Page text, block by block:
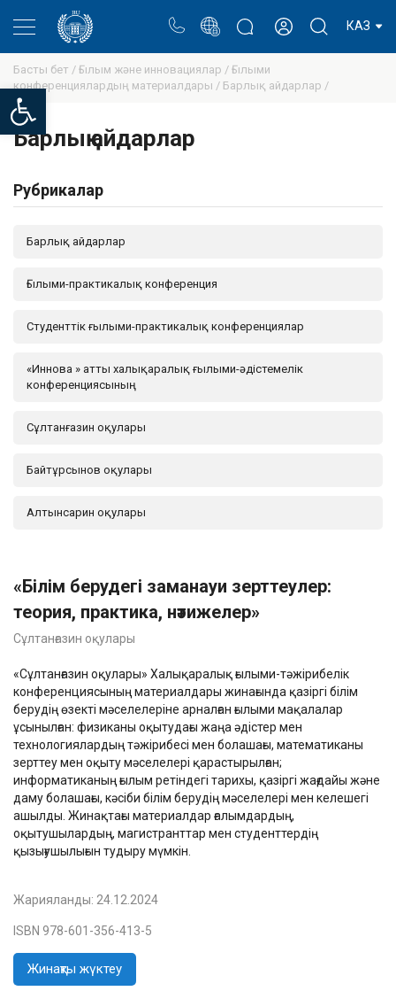
Open toolbar
КАЗ
Басты бет / Ғылым және инновациялар / Ғылыми
конференциялардың материалдары / Барлық айдарлар /
Барлық айдарлар
«Білім берудегі заманауи зерттеулер:
теория, практика, нәтижелер»
Сұлтанғазин оқулары
«Сұлтанғазин оқулары» Халықаралық ғылыми-тәжірибелік
конференциясының материалдары жинағында қазіргі білім
берудің өзекті мәселелеріне арналған ғылыми мақалалар
ұсынылған: физиканы оқытудағы жаңа әдістер мен
технологиялардың тәжірибесі мен болашағы, математиканы
зерттеу мен оқыту мәселелері қарастырылған;
информатиканың ғылым ретіндегі тарихы, қазіргі жағдайы және
даму болашағы, кәсіби білім берудің мәселелері мен келешегі
ашылды. Жинақтағы материалдар ғалымдардың,
оқытушылардың, магистранттар мен студенттердің
қызығушылығын тудыру мүмкін.
Жарияланды: 24.12.2024
ISBN 978-601-356-413-5
Жинақты жүктеу
Рубрикалар
Барлық айдарлар
Ғылыми-практикалық конференция
Студенттік ғылыми-практикалық конференциялар
«Иннова » атты халықаралық ғылыми-әдістемелік
конференциясының
Сұлтанғазин оқулары
Байтұрсынов оқулары
Алтынсарин оқулары